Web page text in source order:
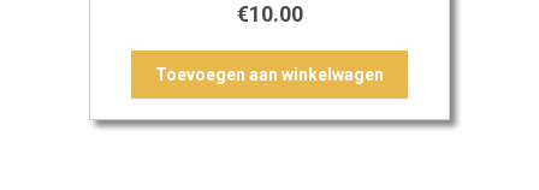
€10.00
Toevoegen aan winkelwagen